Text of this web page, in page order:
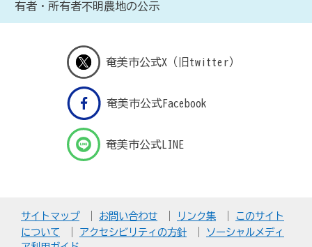
有者・所有者不明農地の公示
奄美市公式X（旧twitter）
奄美市公式Facebook
奄美市公式LINE
サイトマップ お問い合わせ リンク集
このサイト
について
アクセシビリティの方針
ソーシャルメディ